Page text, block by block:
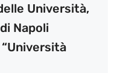
Università,
Napoli